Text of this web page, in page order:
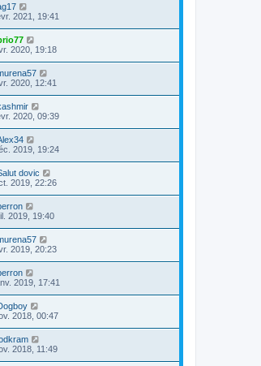
2021, 19:41
2020, 19:18
2020, 12:41
2020, 09:39
2019, 19:24
dovic
2019, 22:26
2019, 19:40
2019, 20:23
2019, 17:41
2018, 00:47
2018, 11:49